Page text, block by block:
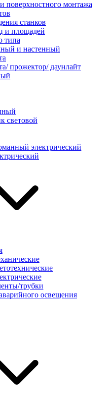
поверхностного монтажа
станков
и площадей
типа
и настенный
прожектор/ даунлайт
световой
электрический
трубки
освещения